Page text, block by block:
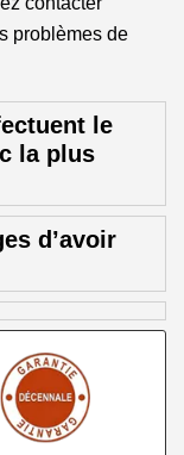
problèmes de
le
la plus
d’avoir